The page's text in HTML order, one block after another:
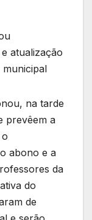
atualização
na tarde
prevêem a
abono e a
da
do
de